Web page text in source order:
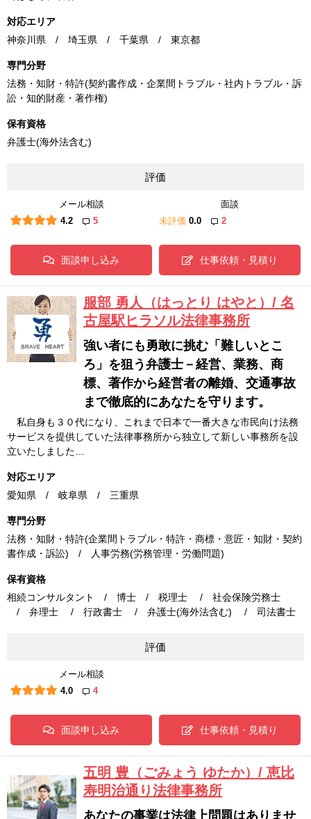
対応エリア
神奈川県 / 埼玉県 / 千葉県 / 東京都
専門分野
法務・知財・特許(契約書作成・企業間トラブル・社内トラブル・訴
訟・知的財産・著作権)
保有資格
弁護士(海外法含む)
評価
メール相談
4.2
5
面談
未評価 0.0 2
面談申し込み 仕事依頼・見積り
服部 勇人（はっとり はやと）/ 名
古屋駅ヒラソル法律事務所
強い者にも勇敢に挑む「難しいとこ
ろ」を狙う弁護士－経営、業務、商
標、著作から経営者の離婚、交通事故
まで徹底的にあなたを守ります。
私自身も３０代になり、これまで日本で一番大きな市民向け法務
サービスを提供していた法律事務所から独立して新しい事務所を設
立いたしました…
対応エリア
愛知県 / 岐阜県 / 三重県
専門分野
法務・知財・特許(企業間トラブル・特許・商標・意匠・知財・契約
書作成・訴訟) / 人事労務(労務管理・労働問題)
保有資格
相続コンサルタント / 博士 / 税理士 / 社会保険労務士
/ 弁理士 / 行政書士 / 弁護士(海外法含む) / 司法書士
評価
メール相談
4.0
4
面談申し込み 仕事依頼・見積り
五明 豊（ごみょう ゆたか）/ 恵比
寿明治通り法律事務所
あなたの事業は法律上問題はありませ